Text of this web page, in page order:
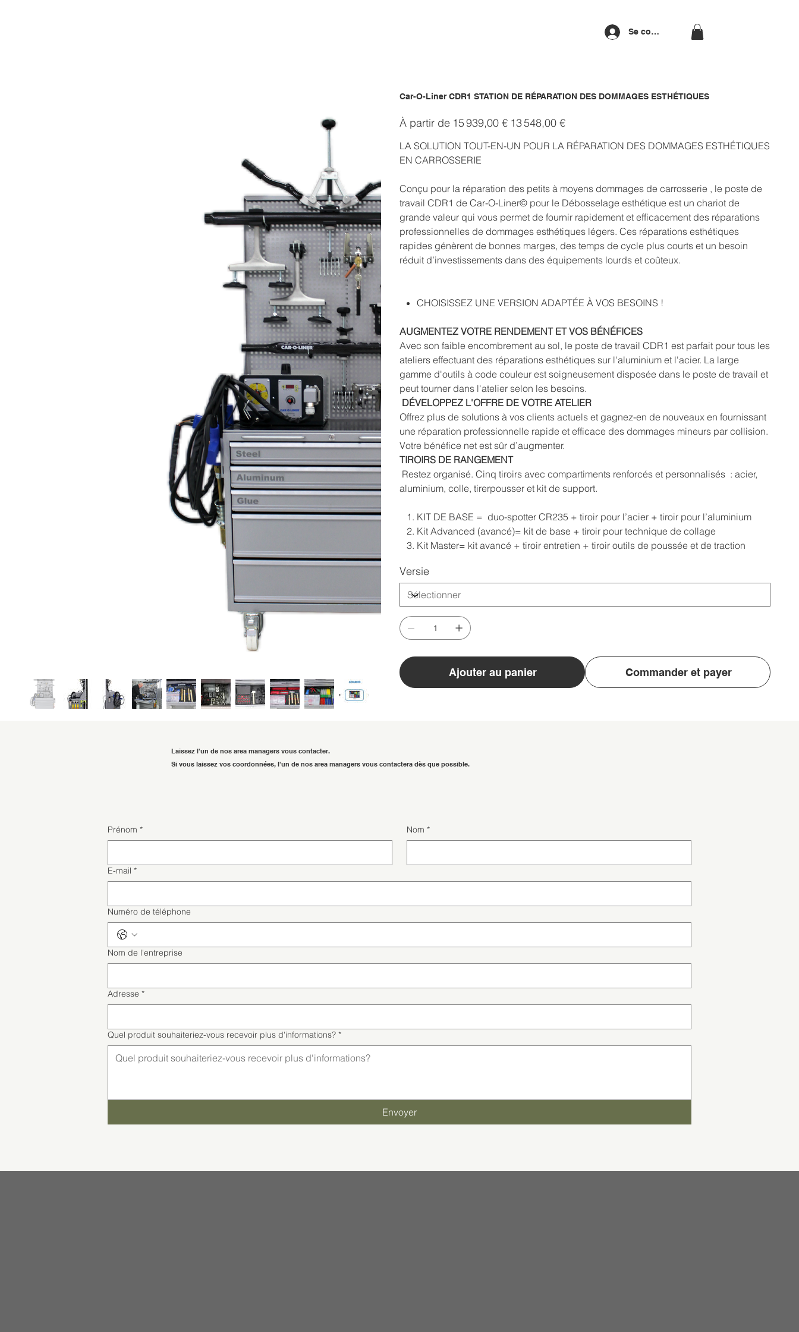
Se connecter
Car-O-Liner CDR1 STATION DE RÉPARATION DES DOMMAGES ESTHÉTIQUES
À partir de
Prix
d’origine
15 939,00 €
Prix
promotionnel
13 548,00 €
LA SOLUTION TOUT-EN-UN POUR LA RÉPARATION DES DOMMAGES ESTHÉTIQUES
EN CARROSSERIE
Conçu pour la réparation des petits à moyens dommages de carrosserie , le poste de
travail CDR1 de Car-O-Liner© pour le Débosselage esthétique est un chariot de
grande valeur qui vous permet de fournir rapidement et efficacement des réparations
professionnelles de dommages esthétiques légers. Ces réparations esthétiques
rapides génèrent de bonnes marges, des temps de cycle plus courts et un besoin
réduit d’investissements dans des équipements lourds et coûteux.
CHOISISSEZ UNE VERSION ADAPTÉE À VOS BESOINS !
AUGMENTEZ VOTRE RENDEMENT ET VOS BÉNÉFICES
Avec son faible encombrement au sol, le poste de travail CDR1 est parfait pour tous les
ateliers effectuant des réparations esthétiques sur l'aluminium et l'acier. La large
gamme d'outils à code couleur est soigneusement disposée dans le poste de travail et
peut tourner dans l'atelier selon les besoins.
DÉVELOPPEZ L'OFFRE DE VOTRE ATELIER
Offrez plus de solutions à vos clients actuels et gagnez-en de nouveaux en fournissant
une réparation professionnelle rapide et efficace des dommages mineurs par collision.
Votre bénéfice net est sûr d’augmenter.
TIROIRS DE RANGEMENT
Restez organisé. Cinq tiroirs avec compartiments renforcés et personnalisés : acier,
aluminium, colle, tirerpousser et kit de support.
KIT DE BASE = duo-spotter CR235 + tiroir pour l’acier + tiroir pour l’aluminium
Kit Advanced (avancé)= kit de base + tiroir pour technique de collage
Kit Master= kit avancé + tiroir entretien + tiroir outils de poussée et de traction
Versie
Ajouter au panier Commander et payer
Laissez l'un de nos area managers vous contacter.
Si vous laissez vos coordonnées, l'un de nos area managers vous contactera dès que possible.
Prénom * Nom *
E-mail *
Numéro de téléphone
Nom de l'entreprise
Adresse *
Quel produit souhaiteriez-vous recevoir plus d'informations? *
Envoyer